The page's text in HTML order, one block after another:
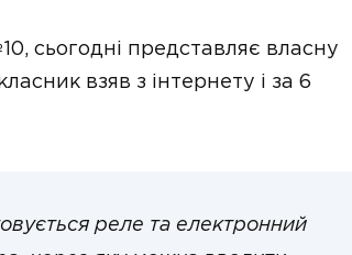
сьогодні представляє власну
взяв з інтернету і за 6
реле та електронний